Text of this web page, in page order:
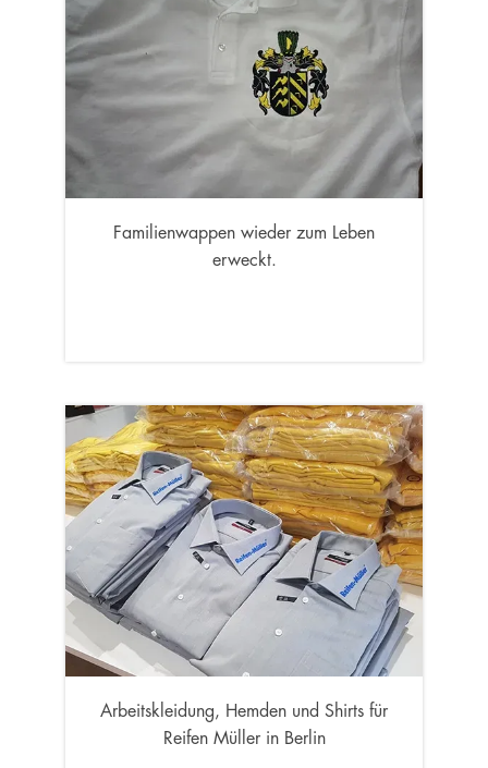
Familienwappen wieder zum Leben
erweckt.
Arbeitskleidung, Hemden und Shirts für
Reifen Müller in Berlin